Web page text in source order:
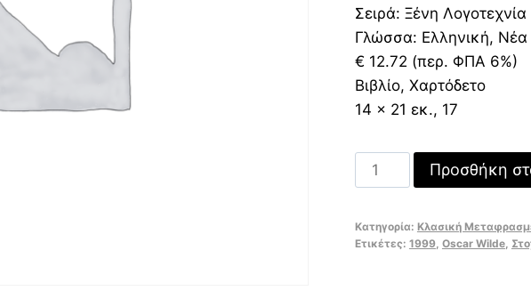
Σειρά: Ξένη Λογοτεχνία
Γλώσσα: Ελληνική, Νέα
€ 12.72 (περ. ΦΠΑ 6%)
Βιβλίο, Χαρτόδετο
14 x 21 εκ., 17
κήπος
τις
Προσθήκη
Κατηγορία: Κλασική
Ετικέτες: 1999, Oscar Wilde,